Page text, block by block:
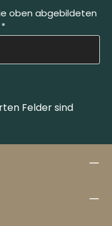
oben abgebildeten
*
Felder sind